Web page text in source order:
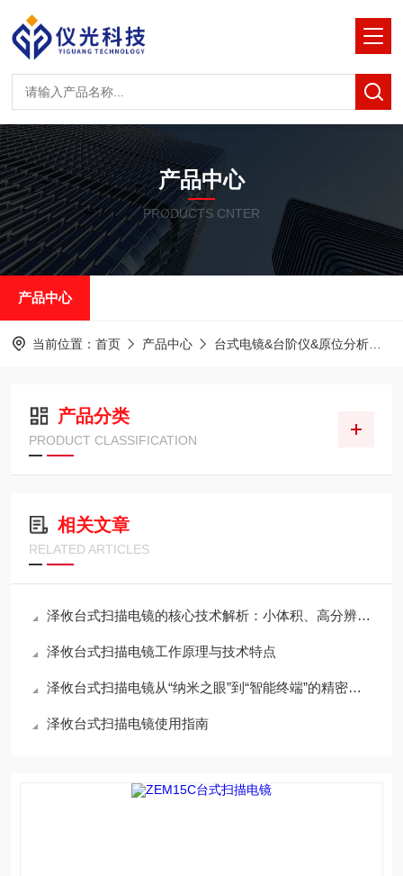
产品中心
PRODUCTS CNTER
产品中心
当前位置： 首页 产品中心 台式电镜&台阶仪&原位分析
产品分类
PRODUCT CLASSIFICATION
相关文章
RELATED ARTICLES
泽攸台式扫描电镜的核心技术解析：小体积、高分辨率与桌面化的如何兼得？
泽攸台式扫描电镜工作原理与技术特点
泽攸台式扫描电镜从“纳米之眼”到“智能终端”的精密架构
泽攸台式扫描电镜使用指南